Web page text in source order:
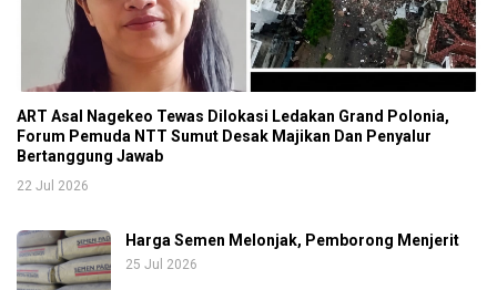
ART Asal Nagekeo Tewas Dilokasi Ledakan Grand Polonia,
Forum Pemuda NTT Sumut Desak Majikan Dan Penyalur
Bertanggung Jawab
22 Jul 2026
Harga Semen Melonjak, Pemborong Menjerit
25 Jul 2026